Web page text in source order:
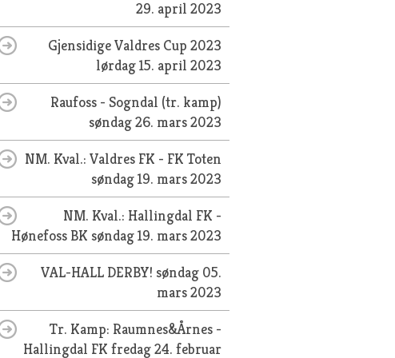
29. april 2023
Gjensidige Valdres Cup 2023
lørdag 15. april 2023
Raufoss - Sogndal (tr. kamp)
søndag 26. mars 2023
NM. Kval.: Valdres FK - FK Toten
søndag 19. mars 2023
NM. Kval.: Hallingdal FK -
Hønefoss BKsøndag 19. mars 2023
VAL-HALL DERBY!søndag 05.
mars 2023
Tr. Kamp: Raumnes&Årnes -
Hallingdal FKfredag 24. februar